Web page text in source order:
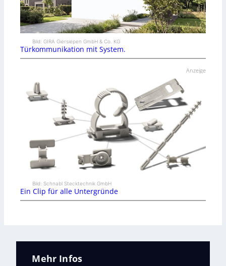
Bild: GIRA Giersiepen GmbH & Co. KG
Türkommunikation mit System.
Anzeige
Bild: Schnabl Stecktechnik GmbH
Ein Clip für alle Untergründe
Mehr Infos